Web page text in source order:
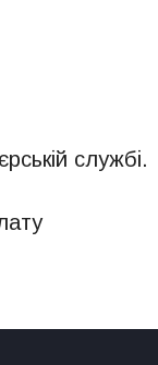
службі.